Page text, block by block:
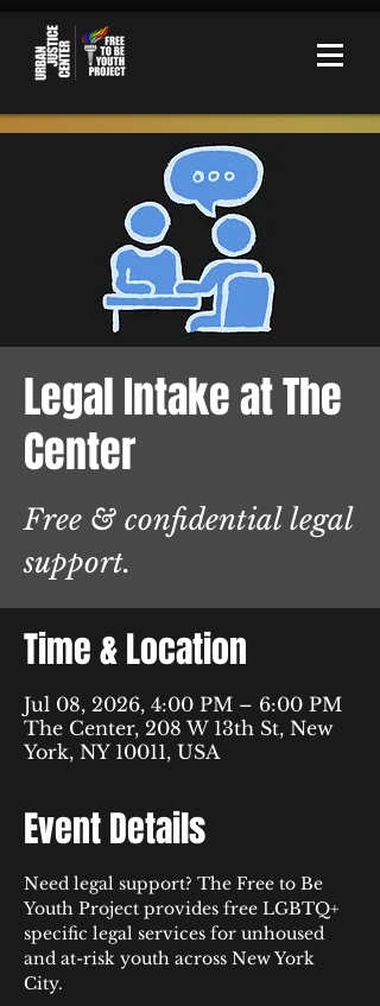
Legal Intake at The
Center
Free & confidential legal
support.
Time & Location
Jul 08, 2026, 4:00 PM – 6:00 PM
The Center, 208 W 13th St, New
York, NY 10011, USA
Event Details
Need legal support? The Free to Be
Youth Project provides free LGBTQ+
specific legal services for unhoused
and at-risk youth across New York
City.​​​​​​​​​​​​​​​​​